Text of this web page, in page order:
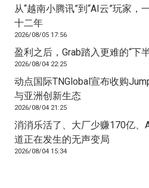
从“越南小腾讯”到“AI云”玩家，
十二年
2026/08/05 17:56
盈利之后，Grab踏入更难的“下
2026/08/04 22:25
动点国际TNGlobal宣布收购
与亚洲创新生态
2026/08/04 21:25
消消乐活了、大厂少赚170亿、
道正在发生的无声变局
2026/08/04 15:34